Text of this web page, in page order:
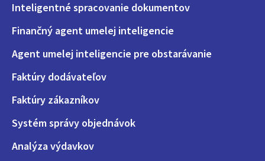
Inteligentné spracovanie dokumentov
Finančný agent umelej inteligencie
Agent umelej inteligencie pre obstarávanie
Faktúry dodávateľov
Faktúry zákazníkov
Systém správy objednávok
Analýza výdavkov